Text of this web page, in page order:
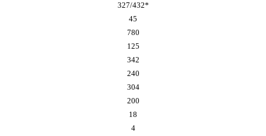
327/432*
45
780
125
342
240
304
200
18
4